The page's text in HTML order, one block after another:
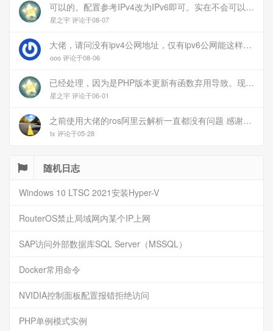
可以的。配置参考IPv4改为IPv6即可。实在不会可以用wireguard，这个简单和稳定
星之宇 评论于08-07
大佬，请问没有ipv4公网地址，仅有ipv6公网能这样玩吗？
ooo 评论于08-06
已经处理，因为是PHP版本更新有函数弃用导致。现已经修复
星之宇 评论于06-01
之前使用大佬的ros阿里云解析一直都没有问题 感谢大佬 但上个月开始阿里云的解析返回日志总是出错 日志值为alidns update error,不知为什么 所以请教一下大佬
tx 评论于05-28
随机日志
Windows 10 LTSC 2021安装Hyper-V
RouterOS禁止局域网内某个IP上网
SAP访问外部数据库SQL Server（MSSQL）
Docker常用命令
NVIDIA控制面板配置报错拒绝访问
PHP单例模式实例